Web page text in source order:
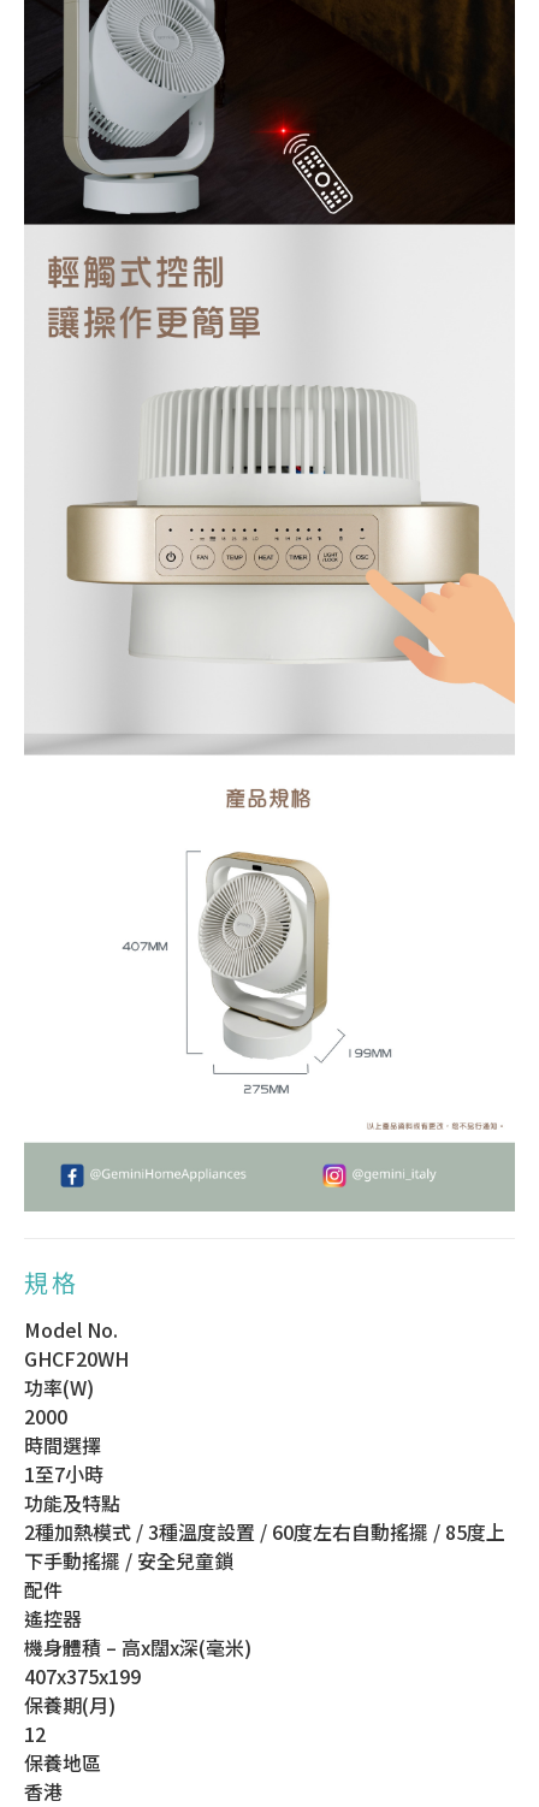
規格
Model No.
GHCF20WH
功率(W)
2000
時間選擇
1至7小時
功能及特點
2種加熱模式 / 3種溫度設置 / 60度左右自動搖擺 / 85度上
下手動搖擺 / 安全兒童鎖
配件
遙控器
機身體積 – 高x闊x深(毫米)
407x375x199
保養期(月)
12
保養地區
香港